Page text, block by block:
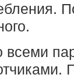
всеми